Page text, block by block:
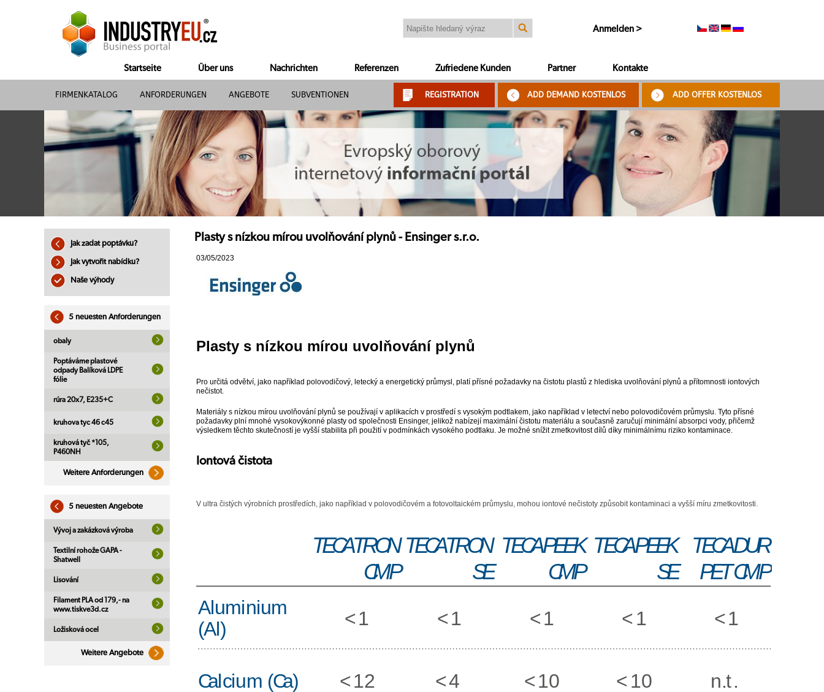
Anmelden >
Startseite Über uns Nachrichten Referenzen Zufriedene Kunden Partner Kontakte
FIRMENKATALOG ANFORDERUNGEN ANGEBOTE SUBVENTIONEN REGISTRATION ADD DEMAND KOSTENLOS ADD OFFER KOSTENLOS
Jak zadat poptávku?
Jak vytvořit nabídku?
Naše výhody
5 neuesten Anforderungen
obaly
Poptáváme plastové
odpady Balíková LDPE
fólie
rúra 20x7, E235+C
kruhova tyc 46 c45
kruhová tyč *105,
P460NH
Weitere Anforderungen
5 neuesten Angebote
Vývoj a zakázková výroba
Textilní rohože GAPA -
Shatwell
Lisování
Filament PLA od 179,- na
www.tiskve3d.cz
Ložisková ocel
Weitere Angebote
Plasty s nízkou mírou uvolňování plynů - Ensinger s.r.o.
03/05/2023
Plasty s nízkou mírou uvolňování plynů
Pro určitá odvětví, jako například polovodičový, letecký a energetický průmysl, platí přísné požadavky na čistotu plastů z hlediska uvolňování plynů a přítomnosti iontových
nečistot.
Materiály s nízkou mírou uvolňování plynů se používají v aplikacích v prostředí s vysokým podtlakem, jako například v letectví nebo polovodičovém průmyslu. Tyto přísné
požadavky plní mnohé vysokovýkonné plasty od společnosti Ensinger, jelikož nabízejí maximální čistotu materiálu a současně zaručují minimální absorpci vody, přičemž
výsledkem těchto skutečností je vyšší stabilita při použití v podmínkách vysokého podtlaku. Je možné snížit zmetkovitost dílů díky minimálnímu riziko kontaminace.
Iontová čistota
V ultra čistých výrobních prostředích, jako například v polovodičovém a fotovoltaickém průmyslu, mohou iontové nečistoty způsobit kontaminaci a vyšší míru zmetkovitosti.